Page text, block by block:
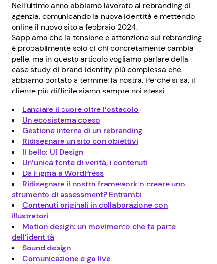
Nell’ultimo anno abbiamo lavorato al rebranding di
agenzia, comunicando la nuova identità e mettendo
online il nuovo sito a febbraio 2024.
Sappiamo che la tensione e attenzione sui rebranding
è probabilmente solo di chi concretamente cambia
pelle, ma in questo articolo vogliamo parlare della
case study di brand identity più complessa che
abbiamo portato a termine: la nostra. Perché si sa, il
cliente più difficile siamo sempre noi stessi.
Lanciare il cuore oltre l’ostacolo
Un ecosistema coeso
Gestione interna di un rebranding
Ridisegnare un sito con obiettivi
Il bello: UI Design
Un’unica fonte di verità, i contenuti
Da Figma a WordPress
Ridisegnare il nostro framework o creare uno
strumento di assessment? Entrambi
Contenuti originali in collaborazione con
illustratori
Motion design: un movimento che fa parte
dell’identità
Sound design
Comunicazione e go live